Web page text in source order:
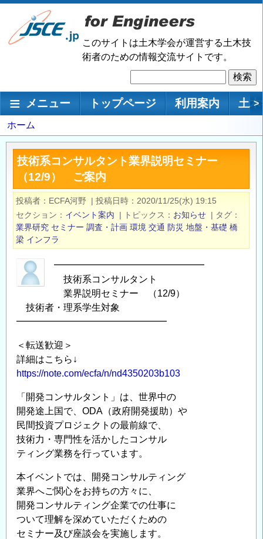
メ
ン
移
このサイトは土木学会が運営する土木技
術者のための情報交流サイトです。
索
メインナビゲーション
メニュー トップページ 利用案内 土 >
パ
ン
く
ホーム
技術系コンサルタント業界説明セミナー
（12/9） ご案内
投稿者 ECFA河野 | 投稿日時
2020/11/25(水) 19:15
セクション
イベント案内 | トピックス お知らせ | タグ
業界研究 セミナー 調査・計画 環境 交通 防災 地盤・基礎 橋
梁 インフラ
━━━━━━━━━━━━━━━━
技術系コンサルタント
業界説明セミナー （12/9）
技術者・理系学生対象
━━━━━━━━━━━━━━━━
＜転送歓迎＞
詳細はこちら↓
https://note.com/ecfa/n/nd4350203b103
「開発コンサルタント」は、世界中の
開発途上国で、ODA（政府開発援助）や
民間投資プロジェクトの最前線で、
技術力・専門性を活かしたコンサル
ティング業務を行っています。
本イベントでは、開発コンサルティング
業界へご関心をお持ちの方々に、
開発コンサルティング企業での仕事に
ついて理解を深めていただくための
セミナー及び座談会を実施します。